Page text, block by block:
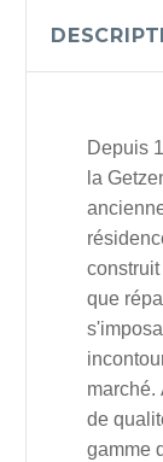
Depuis
la
que
marché.
de
gamme